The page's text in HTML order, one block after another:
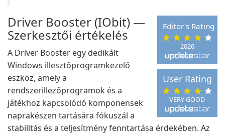
2026
Editor's Rating
VERY GOOD
User Rating
Driver Booster (IObit) —
Szerkesztői értékelés
A Driver Booster egy dedikált
Windows illesztőprogramkezelő
eszköz, amely a
rendszerillezőprogramok és a
játékhoz kapcsolódó komponensek
naprakészen tartására fókuszál a
stabilitás és a teljesítmény fenntartása érdekében. Az